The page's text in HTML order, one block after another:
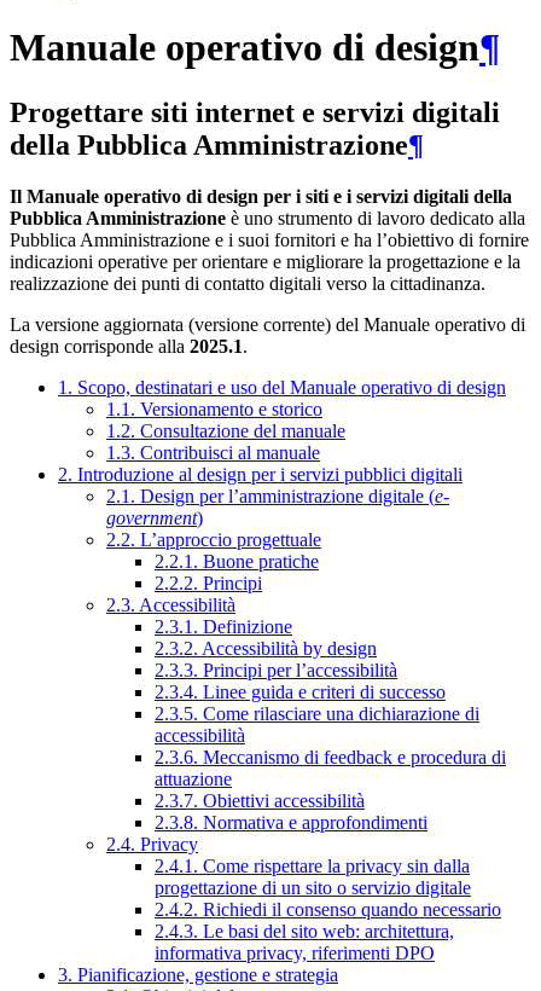
Manuale operativo di design¶
Progettare siti internet e servizi digitali
della Pubblica Amministrazione¶
Il Manuale operativo di design per i siti e i servizi digitali della
Pubblica Amministrazione è uno strumento di lavoro dedicato alla
Pubblica Amministrazione e i suoi fornitori e ha l’obiettivo di fornire
indicazioni operative per orientare e migliorare la progettazione e la
realizzazione dei punti di contatto digitali verso la cittadinanza.
La versione aggiornata (versione corrente) del Manuale operativo di
design corrisponde alla 2025.1.
1. Scopo, destinatari e uso del Manuale operativo di design
1.1. Versionamento e storico
1.2. Consultazione del manuale
1.3. Contribuisci al manuale
2. Introduzione al design per i servizi pubblici digitali
2.1. Design per l’amministrazione digitale (e-
government)
2.2. L’approccio progettuale
2.2.1. Buone pratiche
2.2.2. Principi
2.3. Accessibilità
2.3.1. Definizione
2.3.2. Accessibilità by design
2.3.3. Principi per l’accessibilità
2.3.4. Linee guida e criteri di successo
2.3.5. Come rilasciare una dichiarazione di
accessibilità
2.3.6. Meccanismo di feedback e procedura di
attuazione
2.3.7. Obiettivi accessibilità
2.3.8. Normativa e approfondimenti
2.4. Privacy
2.4.1. Come rispettare la privacy sin dalla
progettazione di un sito o servizio digitale
2.4.2. Richiedi il consenso quando necessario
2.4.3. Le basi del sito web: architettura,
informativa privacy, riferimenti DPO
3. Pianificazione, gestione e strategia